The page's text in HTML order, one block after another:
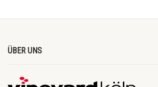
ÜBER UNS